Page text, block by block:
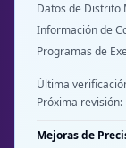
Datos de Distrito
Información de
Programas de
Última
Próxima revisión:
Mejoras de